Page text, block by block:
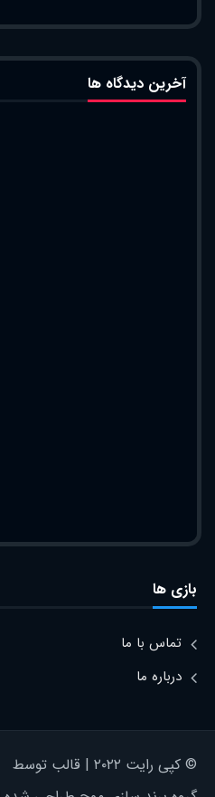
آخرین دیدگاه ها
بازی ها
تماس با ما
درباره ما
© کپی رایت ۲۰۲۲ | قالب توسط